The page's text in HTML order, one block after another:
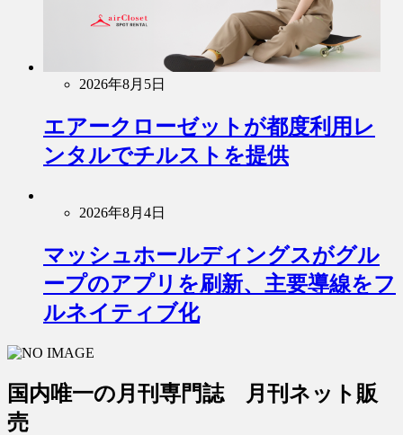
2026年8月5日
エアークローゼットが都度利用レ
ンタルでチルストを提供
2026年8月4日
マッシュホールディングスがグル
ープのアプリを刷新、主要導線をフ
ルネイティブ化
国内唯一の月刊専門誌 月刊ネット販
売